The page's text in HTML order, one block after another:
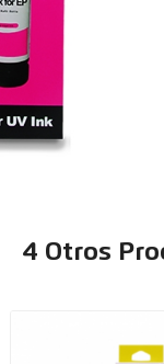
4 Otros